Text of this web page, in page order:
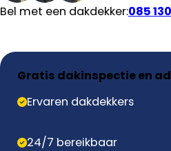
Bel met een dakdekker:085
Gratis dakinspectie en
Ervaren dakdekkers
24/7 bereikbaar